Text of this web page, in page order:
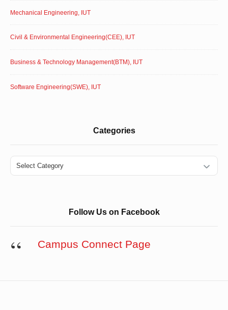
Mechanical Engineering, IUT
Civil & Environmental Engineering(CEE), IUT
Business & Technology Management(BTM), IUT
Software Engineering(SWE), IUT
Categories
Categories
Follow Us on Facebook
Campus Connect Page